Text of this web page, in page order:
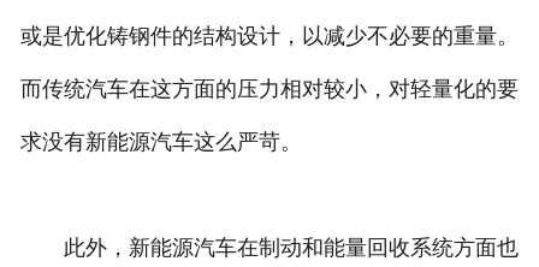
或是优化铸钢件的结构设计，以减少不必要的重量。
而传统汽车在这方面的压力相对较小，对轻量化的要
求没有新能源汽车这么严苛。
此外，新能源汽车在制动和能量回收系统方面也